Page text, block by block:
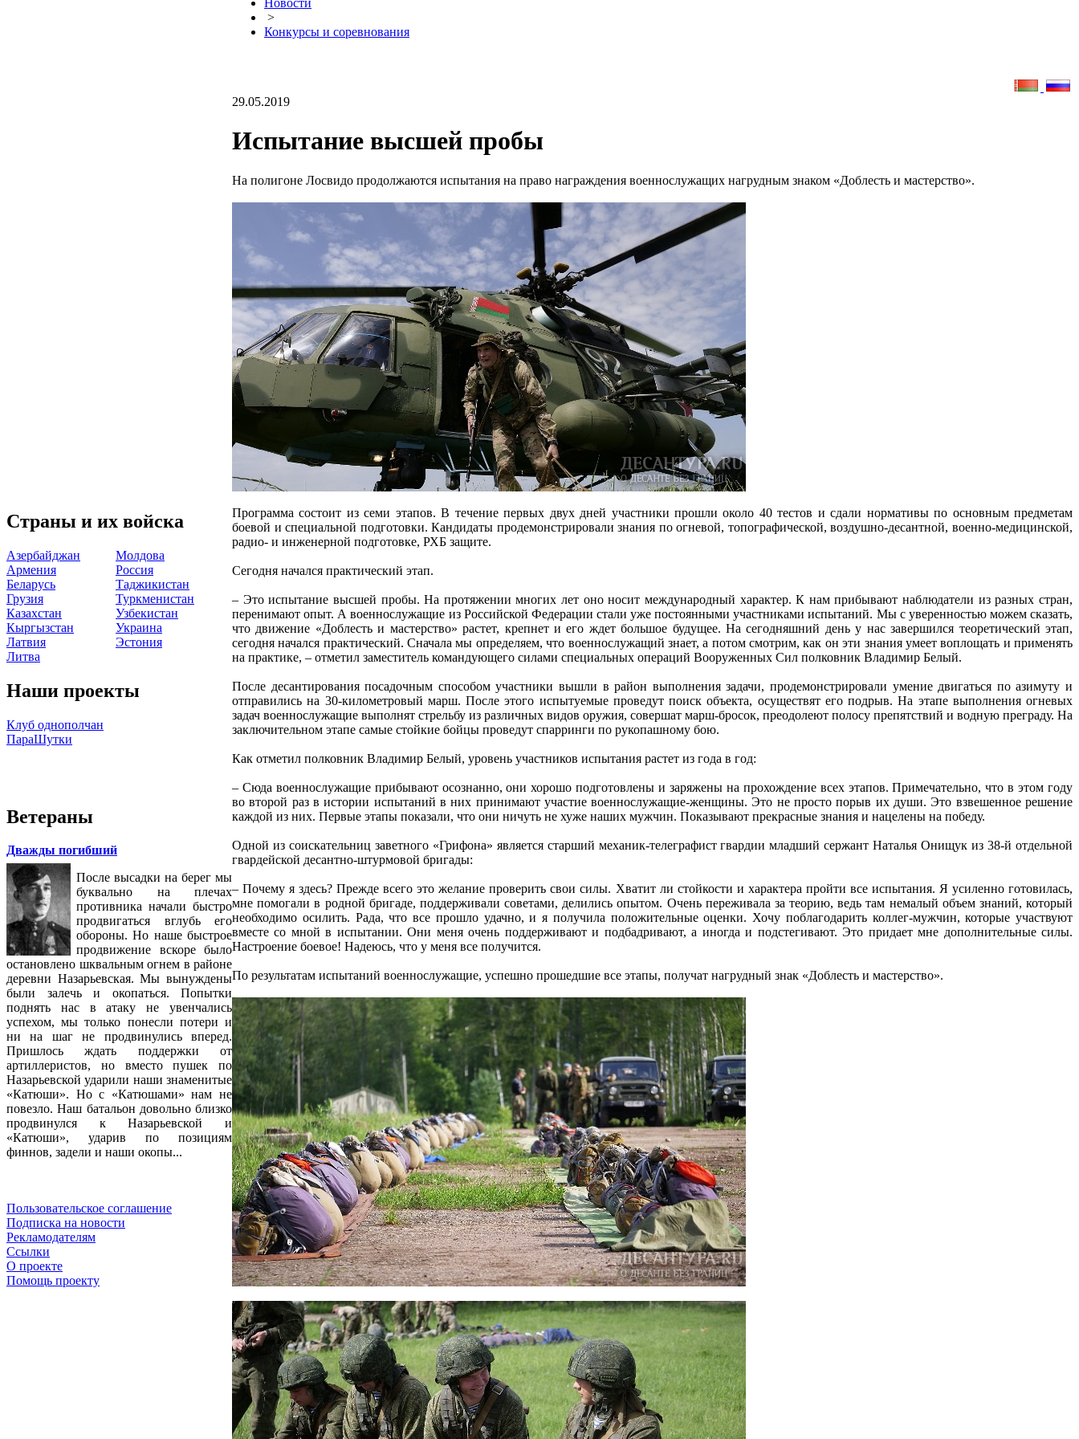
Страны и их войска
Азербайджан
Армения
Беларусь
Грузия
Казахстан
Кыргызстан
Латвия
Литва
Молдова
Россия
Таджикистан
Туркменистан
Узбекистан
Украина
Эстония
Наши проекты
Клуб однополчан
ПараШутки
Ветераны
Дважды погибший
После высадки на берег мы
буквально на плечах
противника начали быстро
продвигаться вглубь его
обороны. Но наше быстрое
продвижение вскоре было
остановлено шквальным огнем в районе
деревни Назарьевская. Мы вынуждены
были залечь и окопаться. Попытки
поднять нас в атаку не увенчались
успехом, мы только понесли потери и
ни на шаг не продвинулись вперед.
Пришлось ждать поддержки от
артиллеристов, но вместо пушек по
Назарьевской ударили наши знаменитые
«Катюши». Но с «Катюшами» нам не
повезло. Наш батальон довольно близко
продвинулся к Назарьевской и
«Катюши», ударив по позициям
финнов, задели и наши окопы...
Пользовательское соглашение
Подписка на новости
Рекламодателям
Ссылки
О проекте
Помощь проекту
Новости
>
Конкурсы и соревнования
29.05.2019
Испытание высшей пробы
На полигоне Лосвидо продолжаются испытания на право награждения военнослужащих нагрудным знаком «Доблесть и мастерство».
Программа состоит из семи этапов. В течение первых двух дней участники прошли около 40 тестов и сдали нормативы по основным предметам
боевой и специальной подготовки. Кандидаты продемонстрировали знания по огневой, топографической, воздушно-десантной, военно-медицинской,
радио- и инженерной подготовке, РХБ защите.
Сегодня начался практический этап.
– Это испытание высшей пробы. На протяжении многих лет оно носит международный характер. К нам прибывают наблюдатели из разных стран,
перенимают опыт. А военнослужащие из Российской Федерации стали уже постоянными участниками испытаний. Мы с уверенностью можем сказать,
что движение «Доблесть и мастерство» растет, крепнет и его ждет большое будущее. На сегодняшний день у нас завершился теоретический этап,
сегодня начался практический. Сначала мы определяем, что военнослужащий знает, а потом смотрим, как он эти знания умеет воплощать и применять
на практике, – отметил заместитель командующего силами специальных операций Вооруженных Сил полковник Владимир Белый.
После десантирования посадочным способом участники вышли в район выполнения задачи, продемонстрировали умение двигаться по азимуту и
отправились на 30-километровый марш. После этого испытуемые проведут поиск объекта, осуществят его подрыв. На этапе выполнения огневых
задач военнослужащие выполнят стрельбу из различных видов оружия, совершат марш-бросок, преодолеют полосу препятствий и водную преграду. На
заключительном этапе самые стойкие бойцы проведут спарринги по рукопашному бою.
Как отметил полковник Владимир Белый, уровень участников испытания растет из года в год:
– Сюда военнослужащие прибывают осознанно, они хорошо подготовлены и заряжены на прохождение всех этапов. Примечательно, что в этом году
во второй раз в истории испытаний в них принимают участие военнослужащие-женщины. Это не просто порыв их души. Это взвешенное решение
каждой из них. Первые этапы показали, что они ничуть не хуже наших мужчин. Показывают прекрасные знания и нацелены на победу.
Одной из соискательниц заветного «Грифона» является старший механик-телеграфист гвардии младший сержант Наталья Онищук из 38-й отдельной
гвардейской десантно-штурмовой бригады:
– Почему я здесь? Прежде всего это желание проверить свои силы. Хватит ли стойкости и характера пройти все испытания. Я усиленно готовилась,
мне помогали в родной бригаде, поддерживали советами, делились опытом. Очень переживала за теорию, ведь там немалый объем знаний, который
необходимо осилить. Рада, что все прошло удачно, и я получила положительные оценки. Хочу поблагодарить коллег-мужчин, которые участвуют
вместе со мной в испытании. Они меня очень поддерживают и подбадривают, а иногда и подстегивают. Это придает мне дополнительные силы.
Настроение боевое! Надеюсь, что у меня все получится.
По результатам испытаний военнослужащие, успешно прошедшие все этапы, получат нагрудный знак «Доблесть и мастерство».